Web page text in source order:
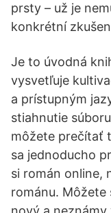
prsty – už je
konkrétní
Je to úvodná
vysvetľuje
a prístupným
stiahnutie
môžete prečítať
sa jednoducho
si román online,
románu. Môžete